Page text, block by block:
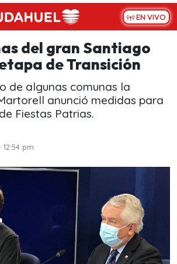
EN VIVO
del gran Santiago
de Transición
de algunas comunas la
anunció medidas para
Fiestas Patrias.
pm